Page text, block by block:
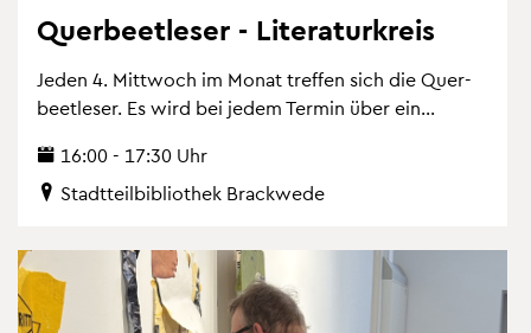
Quer­beet­le­ser - Li­te­ra­tur­kreis
Jeden 4. Mitt­woch im Monat tref­fen sich die Quer­
beet­le­ser. Es wird bei jedem Ter­min über ein...
16:00 - 17:30 Uhr
Stadt­teil­bi­blio­thek Brack­we­de